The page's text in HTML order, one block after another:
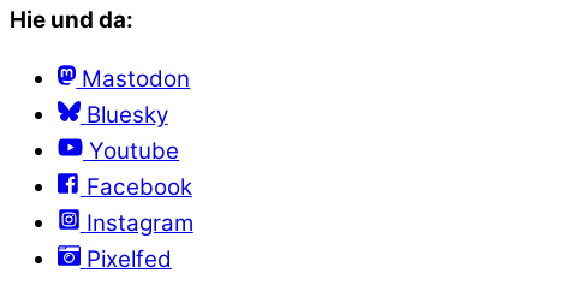
Hie und da:
Mastodon
Bluesky
Youtube
Facebook
Instagram
Pixelfed